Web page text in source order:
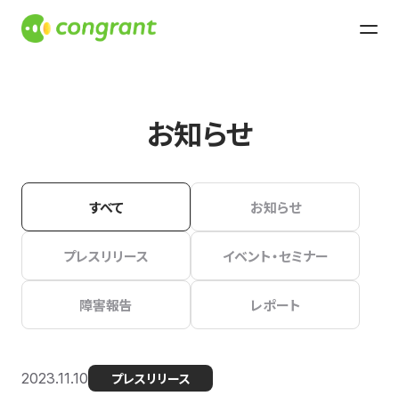
お知らせ
すべて お知らせ
プレスリリース イベント・セミナー
障害報告 レポート
2023.11.10 プレスリリース